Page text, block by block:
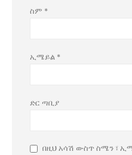
ስም *
ኢሜይል *
ድር ጣቢያ
በዚህ አሳሽ ውስጥ ስሜን ፣